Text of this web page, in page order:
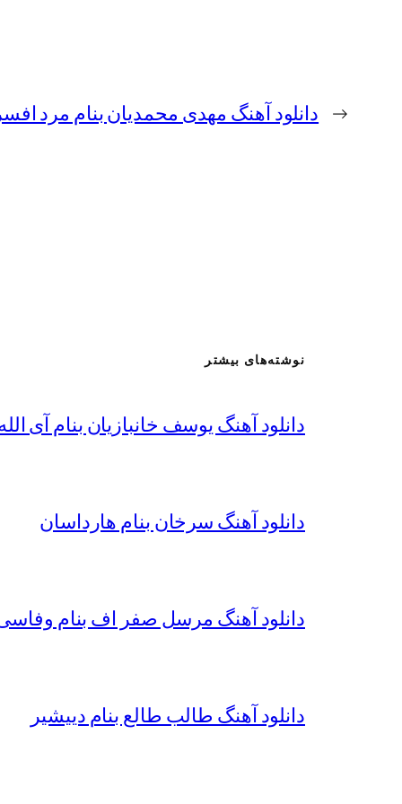
← دانلود آهنگ مهدی محمدیان بنام مرد
نوشته‌های بیشتر
دانلود آهنگ یوسف خانبازیان بنام آی
دانلود آهنگ سرخان بنام هارداسان
دانلود آهنگ مرسل صفر اف بنام
دانلود آهنگ طالب طالع بنام دییشیر